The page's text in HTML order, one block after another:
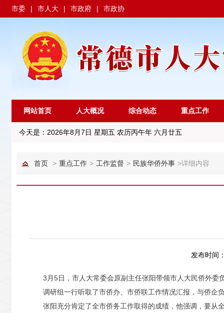
市委 | 市人大 | 市政府 | 市政协
网站首页 人大概况 综合动态 重点工作
今天是： 2026年8月7日 星期五 农历丙午年 六月廿五
首页 > 重点工作 > 工作监督 > 民族华侨外事 >详细内容
发布时间
3月5日，市人大常委会原副主任张阳带领市人大民侨外委
调研组一行听取了市侨办、市侨联工作情况汇报，与侨企
张阳充分肯定了全市侨务工作取得的成绩，他强调，要从